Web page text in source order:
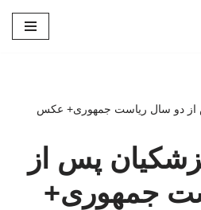
از دو سال ریاست جمهوری+ عکس
پس از
جمهوری+